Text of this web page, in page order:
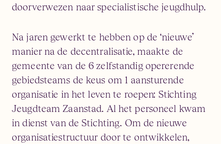
doorverwezen naar specialistische jeugdhulp.
Na jaren gewerkt te hebben op de ‘nieuwe’
manier na de decentralisatie, maakte de
gemeente van de 6 zelfstandig opererende
gebiedsteams de keus om 1 aansturende
organisatie in het leven te roepen: Stichting
Jeugdteam Zaanstad. Al het personeel kwam
in dienst van de Stichting. Om de nieuwe
organisatiestructuur door te ontwikkelen,